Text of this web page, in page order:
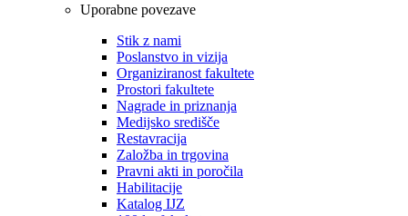
Uporabne povezave
Stik z nami
Poslanstvo in vizija
Organiziranost fakultete
Prostori fakultete
Nagrade in priznanja
Medijsko središče
Restavracija
Založba in trgovina
Pravni akti in poročila
Habilitacije
Katalog IJZ